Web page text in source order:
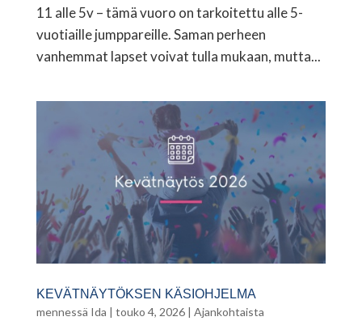
11 alle 5v – tämä vuoro on tarkoitettu alle 5-
vuotiaille jumppareille. Saman perheen
vanhemmat lapset voivat tulla mukaan, mutta...
KEVÄTNÄYTÖKSEN KÄSIOHJELMA
mennessä Ida | touko 4, 2026| Ajankohtaista